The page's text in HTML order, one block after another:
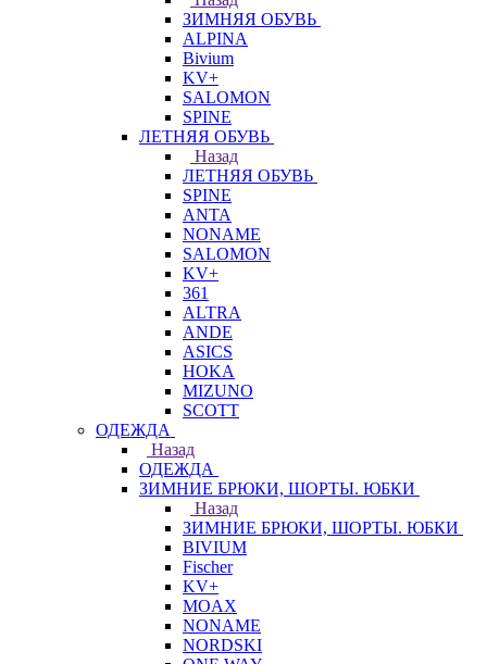
ЗИМНЯЯ ОБУВЬ
ALPINA
Bivium
KV+
SALOMON
SPINE
ЛЕТНЯЯ ОБУВЬ
Назад
ЛЕТНЯЯ ОБУВЬ
SPINE
ANTA
NONAME
SALOMON
KV+
361
ALTRA
ANDE
ASICS
HOKA
MIZUNO
SCOTT
ОДЕЖДА
Назад
ОДЕЖДА
ЗИМНИЕ БРЮКИ, ШОРТЫ. ЮБКИ
Назад
ЗИМНИЕ БРЮКИ, ШОРТЫ. ЮБКИ
BIVIUM
Fischer
KV+
MOAX
NONAME
NORDSKI